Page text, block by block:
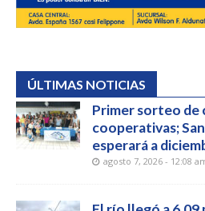
ÚLTIMAS NOTICIAS
Primer sorteo de
cooperativas;
esperará a
agosto 7, 2026 - 12:08